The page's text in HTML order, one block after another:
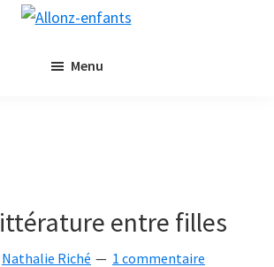
Menu
entre filles
Nathalie Riché 1 commentaire